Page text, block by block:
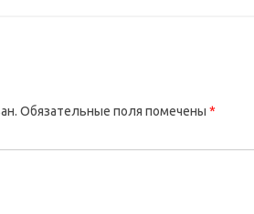
Обязательные поля помечены *